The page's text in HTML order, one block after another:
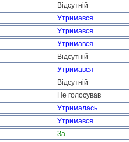
Відсутній
Утримався
Утримався
Утримався
Відсутній
Утримався
Відсутній
Не голосував
Утрималась
Утримався
За